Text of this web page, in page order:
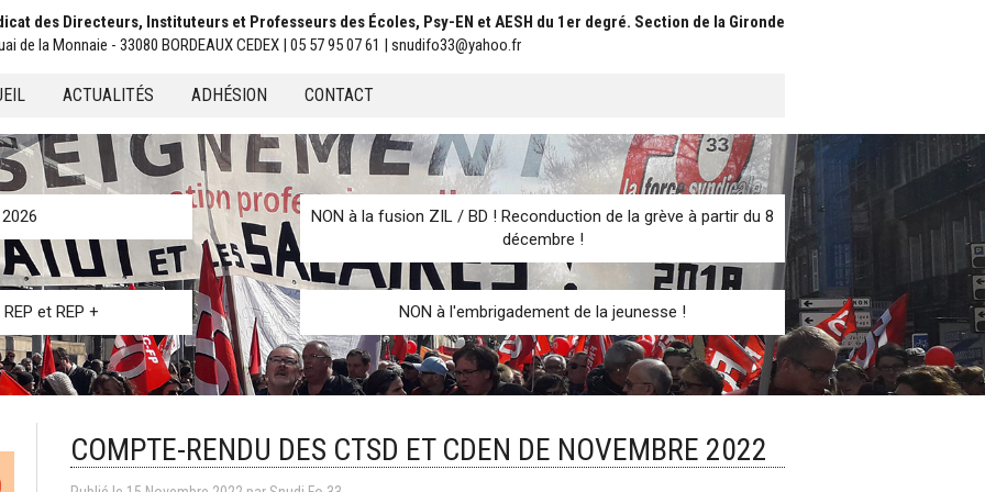
des Directeurs, Instituteurs et Professeurs des Écoles, Psy-EN et AESH du 1er degré. Section de la Gironde
de la Monnaie - 33080 BORDEAUX CEDEX | 05 57 95 07 61 | snudifo33@yahoo.fr
ACTUALITÉS ADHÉSION CONTACT
NON à la fusion ZIL / BD ! Reconduction de la grève à partir du 8
décembre !
et REP + NON à l'embrigadement de la jeunesse !
COMPTE-RENDU DES CTSD ET CDEN DE NOVEMBRE 2022